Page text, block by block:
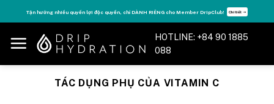
to
content
Tận hưởng nhiều quyền lợi độc quyền, chỉ DÀNH RIÊNG cho Member DripClub! Chi tiết ➝
HOTLINE: +84 90 1885
088
TÁC DỤNG PHỤ CỦA VITAMIN C